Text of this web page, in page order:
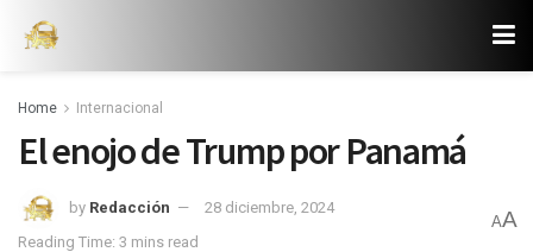
Home Internacional
El enojo de Trump por Panamá
by Redacción
28 diciembre, 2024
Reading Time: 3 mins read
AA